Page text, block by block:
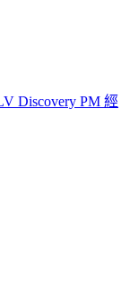
Discovery PM 經